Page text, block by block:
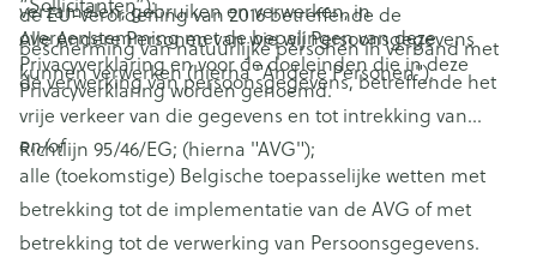
Alle Andere Personen van wie wij Persoonsgegevens
kunnen verwerken (hierna "Andere Personen").
verzamelen, gebruiken en verwerken, in
overeenstemming met de bepalingen van deze
Privacyverklaring en voor de doeleinden die in deze
Privacyverklaring worden genoemd.
de EU-verordening van 2016 betreffende de
bescherming van natuurlijke personen in verband met
de verwerking van persoonsgegevens, betreffende het
vrije verkeer van die gegevens en tot intrekking van
Richtlijn 95/46/EG; (hierna "AVG");
en/of
alle (toekomstige) Belgische toepasselijke wetten met
betrekking tot de implementatie van de AVG of met
betrekking tot de verwerking van Persoonsgegevens.